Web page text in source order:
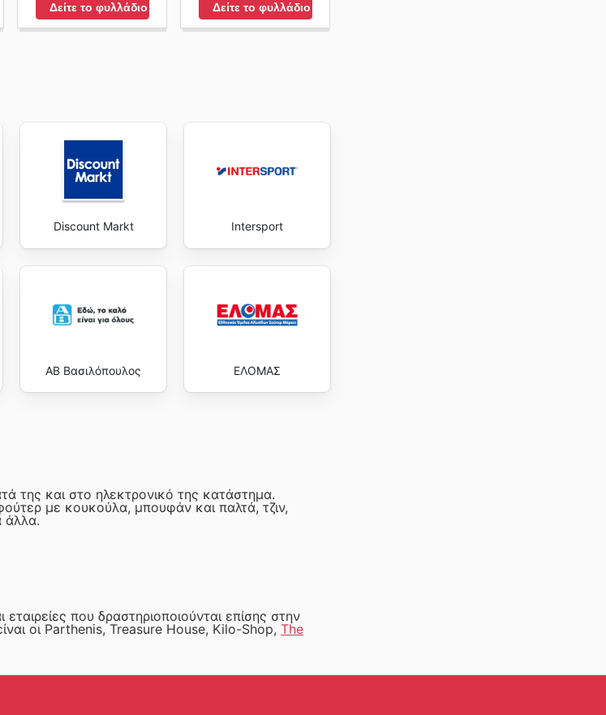
Δείτε το φυλλάδιο Δείτε το φυλλάδιο
Discount Markt Intersport
ΑΒ Βασιλόπουλος ΕΛΟΜΑΣ
της και στο ηλεκτρονικό της κατάστημα.
με κουκούλα, μπουφάν και παλτά, τζιν,
άλλα.
που δραστηριοποιούνται επίσης στην
οι Parthenis, Treasure House, Kilo-Shop, The